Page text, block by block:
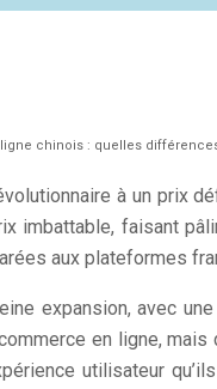
chinois : quelles
à un prix
imbattable, faisant
aux plateformes
expansion, avec
en ligne,
utilisateur